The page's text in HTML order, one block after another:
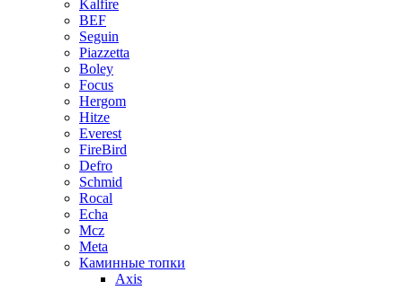
Kalfire
BEF
Seguin
Piazzetta
Boley
Focus
Hergom
Hitze
Everest
FireBird
Defro
Schmid
Rocal
Echa
Mcz
Meta
Каминные топки
Axis